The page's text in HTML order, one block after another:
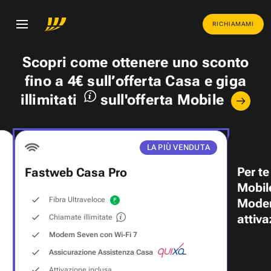
RICHIAMAMI
Scopri come ottenere uno sconto
fino a 4€ sull’offerta Casa egiga
illimitati
sull'offerta Mobile
LA PIÙ VENDUTA
Fastweb Casa Pro
Fibra Ultraveloce
Chiamate illimitate
Modem Seven con Wi‑Fi 7
Assicurazione Assistenza Casa
Per